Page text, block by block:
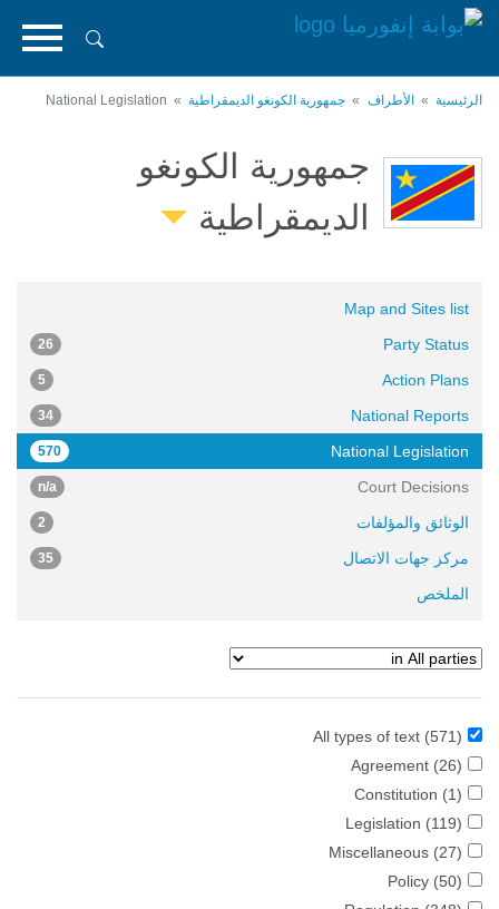
تجاوز
الرئيسي
الرئيسية الأطراف جمهورية الكونغو الديمقراطية
جمهورية الكونغو
الديمقراطية
Map and Sites list
Party Status
26
Action Plans
5
National Reports
34
National Legislation
570
Court Decisions
n/a
الوثائق والمؤلفات 2
مركز جهات الاتصال 35
الملخص
All types of text (571)
Agreement (26)
Constitution (1)
Legislation (119)
Miscellaneous (27)
Policy (50)